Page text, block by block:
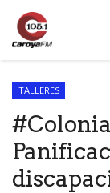
TALLERES